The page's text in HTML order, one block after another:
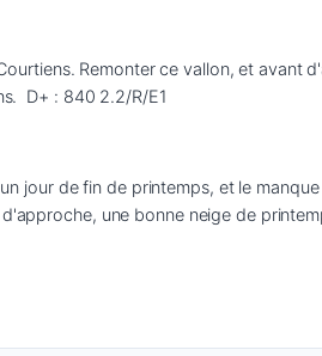
Remonter ce vallon, et avant
D+ : 840 2.2/R/E1
jour de fin de printemps, et le
une bonne neige de